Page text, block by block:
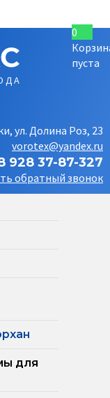
ул. Долина Роз, 23
vorotex@yandex.ru
928 37-87-327
обратный звонок
0
пуста
для